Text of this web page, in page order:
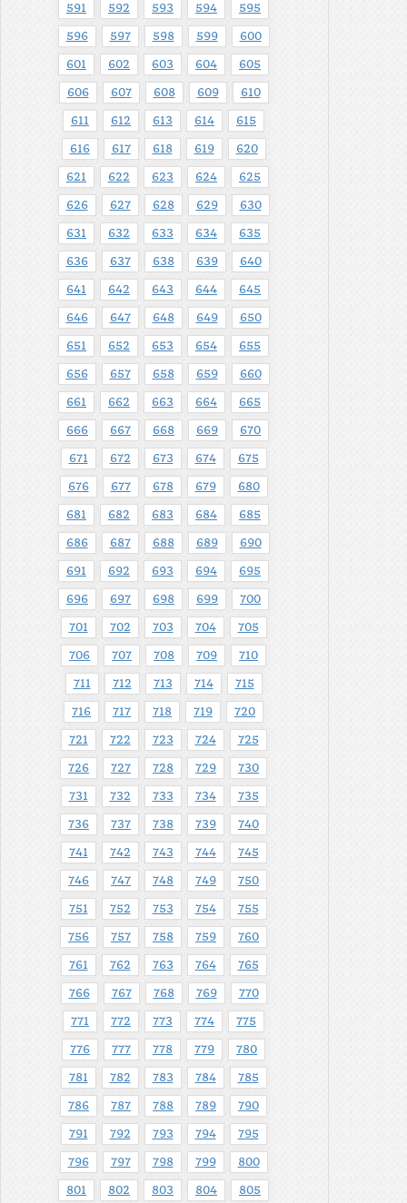
591 592 593 594 595
596 597 598 599 600
601 602 603 604 605
606 607 608 609 610
611 612 613 614 615
616 617 618 619 620
621 622 623 624 625
626 627 628 629 630
631 632 633 634 635
636 637 638 639 640
641 642 643 644 645
646 647 648 649 650
651 652 653 654 655
656 657 658 659 660
661 662 663 664 665
666 667 668 669 670
671 672 673 674 675
676 677 678 679 680
681 682 683 684 685
686 687 688 689 690
691 692 693 694 695
696 697 698 699 700
701 702 703 704 705
706 707 708 709 710
711 712 713 714 715
716 717 718 719 720
721 722 723 724 725
726 727 728 729 730
731 732 733 734 735
736 737 738 739 740
741 742 743 744 745
746 747 748 749 750
751 752 753 754 755
756 757 758 759 760
761 762 763 764 765
766 767 768 769 770
771 772 773 774 775
776 777 778 779 780
781 782 783 784 785
786 787 788 789 790
791 792 793 794 795
796 797 798 799 800
801 802 803 804 805